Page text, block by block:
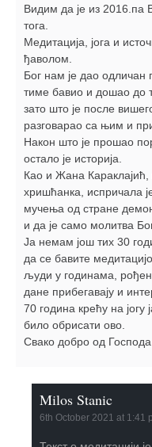
Видим да је из 2016.па
тога.
Медитација, јога и
ђаволом.
Бог нам је дао одличан
тиме бавио и дошао до
зато што је после
разговарао са њим и
Након што је прошао
остало је историја.
Као и Жана Караклајић,
хришћанка, испричала
мучења од стране
и да је само молитва
Ја немам још тих 30
да се бавите
људи у годинама,
дане прибегавају и
70 година крећу на
било обрисати ово.
Свако добро од Господа
Milos Stanic
6th October 2021 at 1:41